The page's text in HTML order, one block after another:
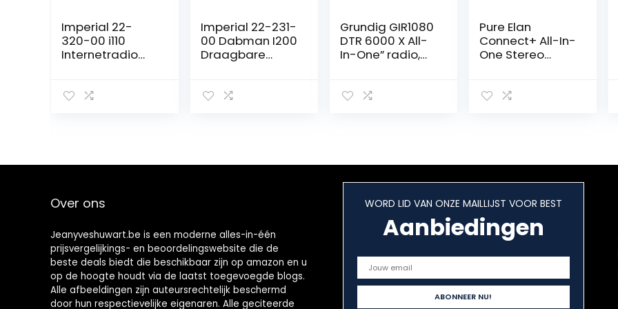
Imperial 22-
320-00 i110
Internetradio
WLAN, Line-Out,
Imperial 22-231-
00 Dabman I200
Draagbare
Sound, FM, WLAN,
Grundig GIR1080
DTR 6000 X All-
In-One” radio,
Pure Elan
Connect+ All-In-
One Stereo
Bluetooth 5
zenderspeakers,
muziekstreamin
Houtskool
Over ons
Jeanyveshuwart.be is een moderne alles-in-één
prijsvergelijkings- en beoordelingswebsite die de
beste deals biedt die beschikbaar zijn op amazon en u
op de hoogte houdt via de laatst toegevoegde blogs.
Alle afbeeldingen zijn auteursrechtelijk beschermd
door hun respectievelijke eigenaren. Alle geciteerde
WORD LID VAN ONZE MAILLIJST VOOR BEST
Aanbiedingen